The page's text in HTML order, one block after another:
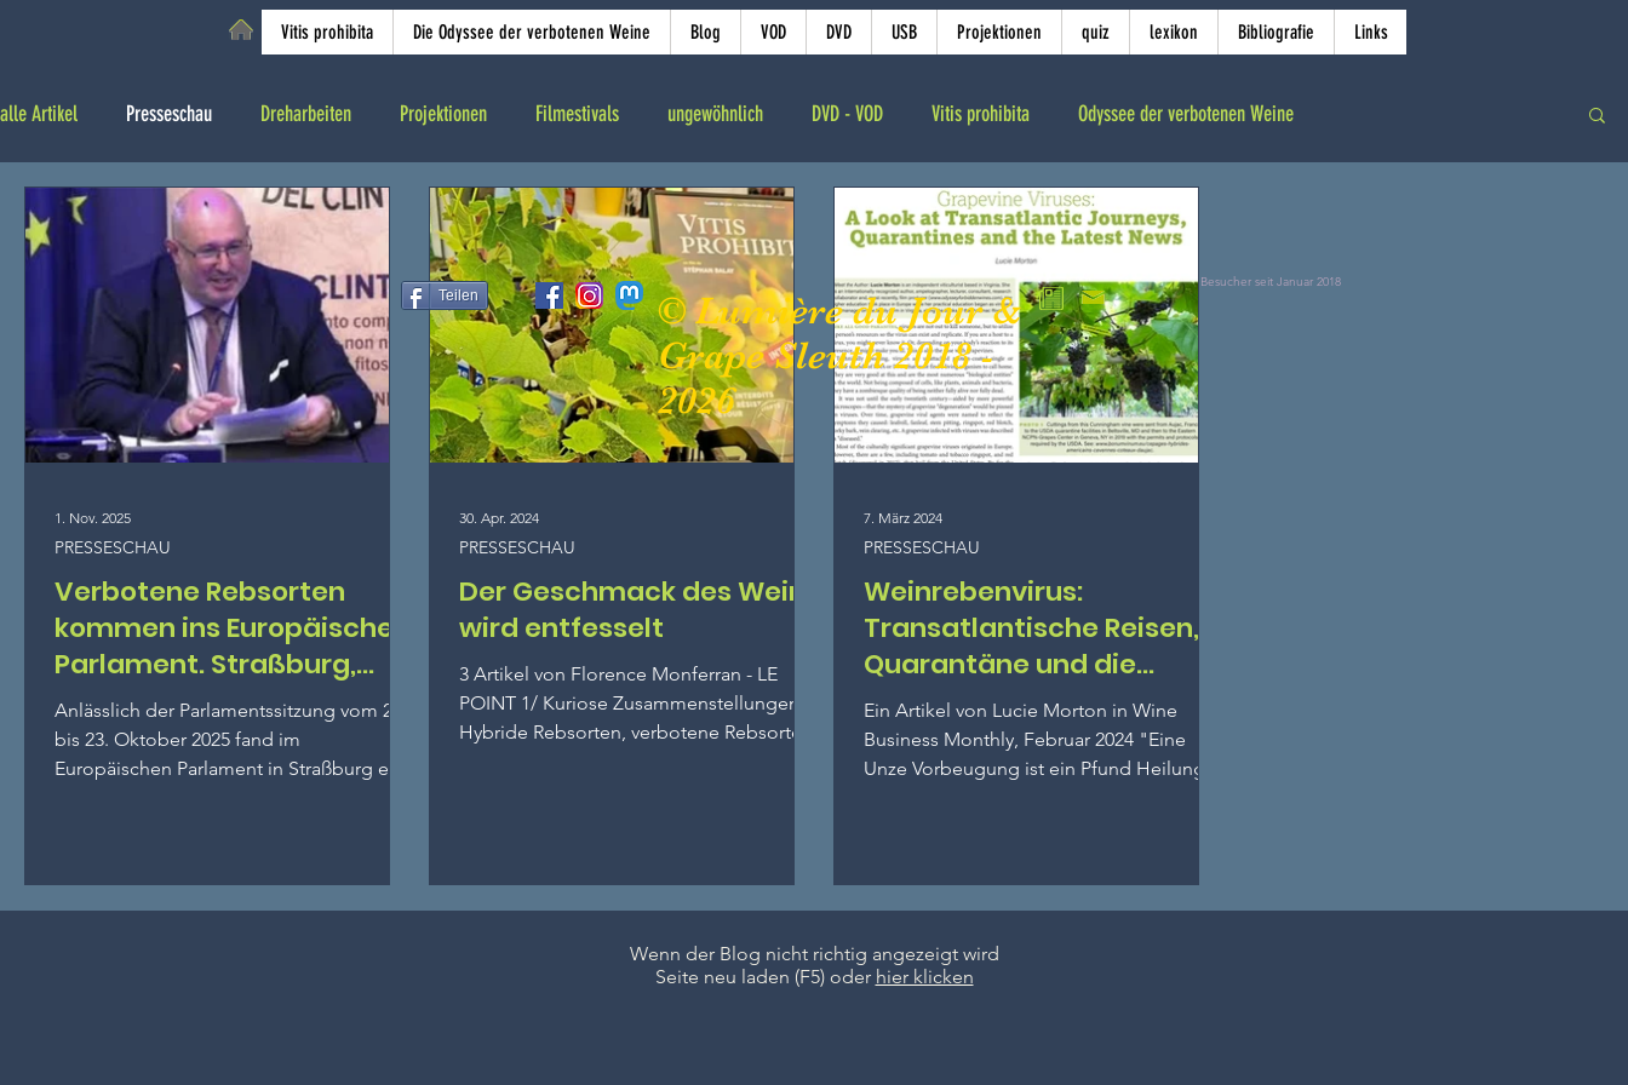
Vitis prohibita Die Odyssee der verbotenen Weine Blog VOD DVD USB Projektionen quiz lexikon Bibliografie Links
alle Artikel Presseschau Dreharbeiten Projektionen Filmestivals ungewöhnlich DVD - VOD Vitis prohibita Odyssee der verbotenen Weine
Verbotene Rebsorten
kommen ins Europäische
Parlament. Straßburg,
Oktober 2025.
Anlässlich der Parlamentssitzung vom 20.
bis 23. Oktober 2025 fand im
Europäischen Parlament in Straßburg ein
Othello, Jacquez und Herbemont – sowie
mit resistenten Hybridsorten (oder PIWI)
PRESSESCHAU
1. Nov. 2025
Der Geschmack des Weins
wird entfesselt
3 Artikel von Florence Monferran - LE
POINT 1/ Kuriose Zusammenstellungen
Hybride Rebsorten, verbotene Rebsorten,
PRESSESCHAU
30. Apr. 2024
Weinrebenvirus:
Transatlantische Reisen,
Quarantäne und die
neuesten Nachrichten
Ein Artikel von Lucie Morton in Wine
Business Monthly, Februar 2024 "Eine
Unze Vorbeugung ist ein Pfund Heilung
PRESSESCHAU
7. März 2024
Wenn der Blog nicht richtig angezeigt wird
Seite neu laden (F5) oder hier klicken
Teilen
© Lumière du Jour &
Grape Sleuth 2018 -
2026
Besucher seit Januar 2018